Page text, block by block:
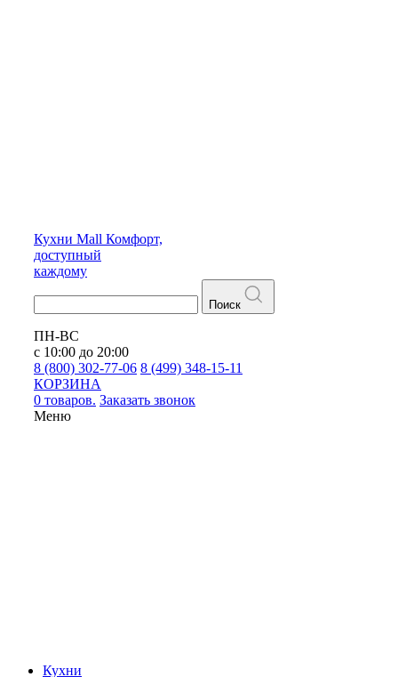
Кухни Mall Комфорт,
доступный
каждому
Поиск
ПН-ВС
с 10:00 до 20:00
8 (800) 302-77-06 8 (499) 348-15-11
КОРЗИНА
0 товаров. Заказать звонок
Меню
Кухни